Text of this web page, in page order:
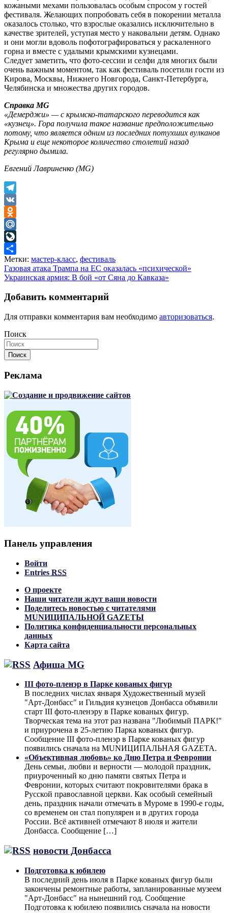
кожаными мехами пользовалась особым спросом у гостей
фестиваля. Желающих попробовать себя в покорении металла
оказалось столько, что взрослые оказались исключительно в
качестве зрителей, уступая место у наковальни детям. Однако
и они могли вдоволь пофотографироваться у раскаленного
горна и вместе с удалыми крымскими кузнецами.
Следует заметить, что фото-сессии и селфи для многих были
очень важным моментом, так как фестиваль посетили гости из
Кирова, Москвы, Нижнего Новгорода, Санкт-Петербурга,
Челябинска и множества других городов.
Справка MG
«Демерджи» — с крымско-татарского переводится как
«кузнец». Гора получила такое название предположительно
потому, что является одним из последних потухших вулканов
Крыма и еще некоторое количество столетий назад
регулярно дымила.
Евгений Лавриненко (MG)
Telegram
VK
Odnoklassniki
Mail.Ru
LiveJournal
Отправить
Метки: мастер-класс, фестиваль
Навигация
по
записям
Газовая атака Трампа на ЕС оказалась «психической»
Украинская армия: В бой «от Сяна до Кавказа»
Добавить комментарий
Для отправки комментария вам необходимо авторизоваться.
Поиск
Поиск
Реклама
Панель управления
Войти
Entries RSS
О проекте
Наши читатели ждут ваши новости
Поделитесь новостью с читателями
MUNИЦИПАЛЬНОЙ GAZЕТЫ
Политика конфиденциальности персональных
данных
Карта сайта
Афиша MG
III фото-пленэр в Парке кованых фигур
В последних числах января Художественный музей
"Арт-Донбасс" и Гильдия кузнецов Донбасса объявили
старт III фото-пленэру в Парке кованых фигур.
Творческая тема на этот раз названа "Любимый ПАРК!"
и приурочена в 25-летию Парка кованых фигур.
Сообщение III фото-пленэр в Парке кованых фигур
появились сначала на MUNИЦИПАЛЬНАЯ GAZЕТА.
«Объективная любовь» ко Дню Петра и Февронии
День семьи, любви и верности — молодой праздник,
приуроченный ко дню памяти святых Петра и
Февронии, которых считают покровителями брака в
Русской православной церкви. Как особый семейный
день, праздник начали отмечать в Муроме в 1990-е годы,
со временем он стал популярен и в других города
России. Всё активней отмечают 8 июля и жители
Донбасса. Сообщение […]
новости Донбасса
Подготовка к юбилею
В последний день июля в Парке кованых фигур были
закончены ремонтные работы, запланированные музеем
"Арт-Донбасс" на нынешний год. Сообщение
Подготовка к юбилею появились сначала на новости